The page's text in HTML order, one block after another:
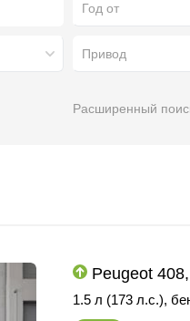
Год от
Привод
Расширенный
Peugeot
1.5 л (173 л.с.),